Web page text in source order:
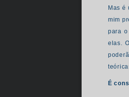
Mas é
mim
para o
elas.
É